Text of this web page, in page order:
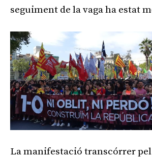
seguiment de la vaga ha estat
La manifestació transcórrer